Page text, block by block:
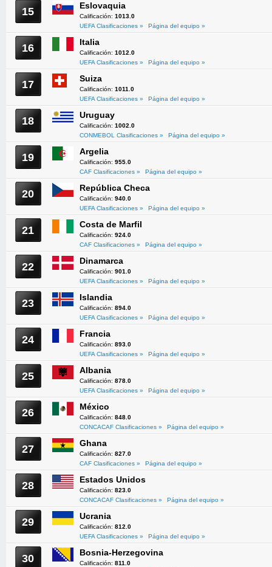
15 Eslovaquia
Calificación: 1013.0
UEFA Clasificaciones »
Página del equipo »
16 Italia
Calificación: 1012.0
UEFA Clasificaciones »
Página del equipo »
17 Suiza
Calificación: 1011.0
UEFA Clasificaciones »
Página del equipo »
18 Uruguay
Calificación: 1002.0
CONMEBOL Clasificaciones »
Página del equipo »
19 Argelia
Calificación: 955.0
CAF Clasificaciones »
Página del equipo »
20 República Checa
Calificación: 940.0
UEFA Clasificaciones »
Página del equipo »
21 Costa de Marfil
Calificación: 924.0
CAF Clasificaciones »
Página del equipo »
22 Dinamarca
Calificación: 901.0
UEFA Clasificaciones »
Página del equipo »
23 Islandia
Calificación: 894.0
UEFA Clasificaciones »
Página del equipo »
24 Francia
Calificación: 893.0
UEFA Clasificaciones »
Página del equipo »
25 Albania
Calificación: 878.0
UEFA Clasificaciones »
Página del equipo »
26 México
Calificación: 848.0
CONCACAF Clasificaciones »
Página del equipo »
27 Ghana
Calificación: 827.0
CAF Clasificaciones »
Página del equipo »
28 Estados Unidos
Calificación: 823.0
CONCACAF Clasificaciones »
Página del equipo »
29 Ucrania
Calificación: 812.0
UEFA Clasificaciones »
Página del equipo »
30 Bosnia-Herzegovina
Calificación: 811.0